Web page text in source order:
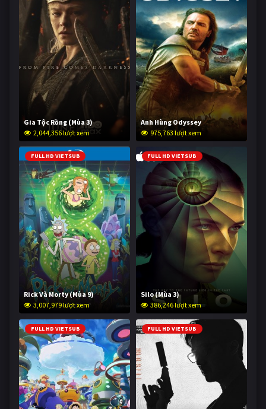
Gia Tộc Rồng (Mùa 3)
2,044,356 lượt xem
Anh Hùng Odyssey
975,763 lượt xem
FULL HD VIETSUB
Rick Và Morty (Mùa 9)
3,007,979 lượt xem
FULL HD VIETSUB
Silo (Mùa 3)
386,246 lượt xem
FULL HD VIETSUB FULL HD VIETSUB